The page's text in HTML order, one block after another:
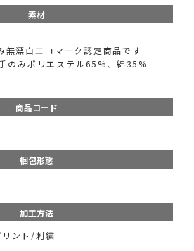
素材
漂白エコマーク認定商品です
のみポリエステル65%、綿35%
商品コード
梱包形態
加工方法
ント/刺繍